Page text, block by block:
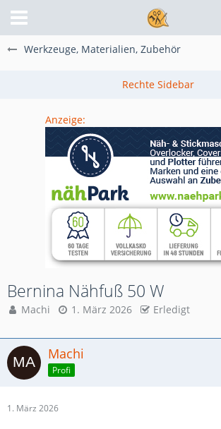
Werkzeuge, Materialien, Zubehör
Anzeige:
Bernina Nähfuß 50 W
Machi 1. März 2026 Erledigt
Machi
Profi
1. März 2026